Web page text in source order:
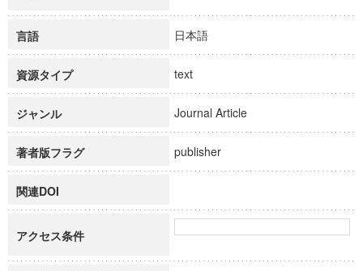
言語 日本語
資源タイプ text
ジャンル Journal Article
著者版フラグ publisher
関連DOI
アクセス条件